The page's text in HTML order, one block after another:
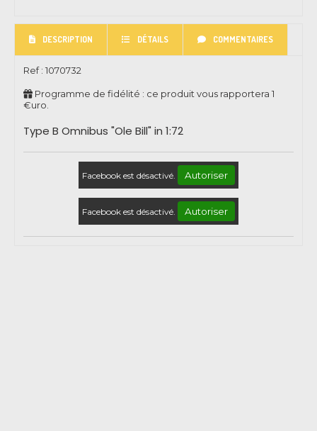
DESCRIPTION DÉTAILS COMMENTAIRES
Ref : 1070732
Programme de fidélité : ce produit vous rapportera 1
€uro.
Type B Omnibus "Ole Bill" in 1:72
Facebook est désactivé. Autoriser
Facebook est désactivé. Autoriser